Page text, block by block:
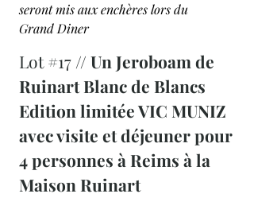
seront mis aux enchères lors du
Grand Diner
Lot #17 // Un Jeroboam de
Ruinart Blanc de Blancs
Edition limitée VIC MUNIZ
avec visite et déjeuner pour
4 personnes à Reims à la
Maison Ruinart